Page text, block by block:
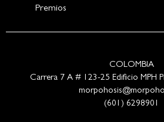
Premios
COLOMBIA
Carrera 7 A # 123-25 Edificio MPH
(601) 6298901